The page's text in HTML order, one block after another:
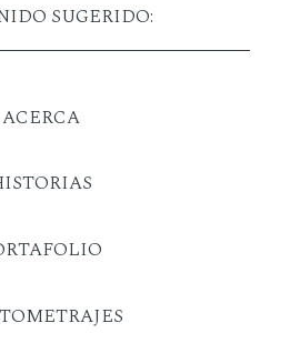
SUGERIDO:
ACERCA